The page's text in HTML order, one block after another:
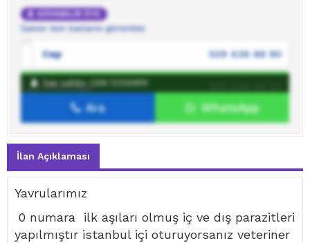
Üyenin tüm ilanlarını görüntüle
Cep 539 436 88 90
WhatsApp
İlan sahibine mesaj gönder
İlan sahibi: CEM ÖZDEMİR
Ara WhatsApp
İlan Açıklaması
Yavrularımız
0 numara ilk aşıları olmuş iç ve dış parazitleri
yapılmıştır istanbul içi oturuyorsanız veteriner